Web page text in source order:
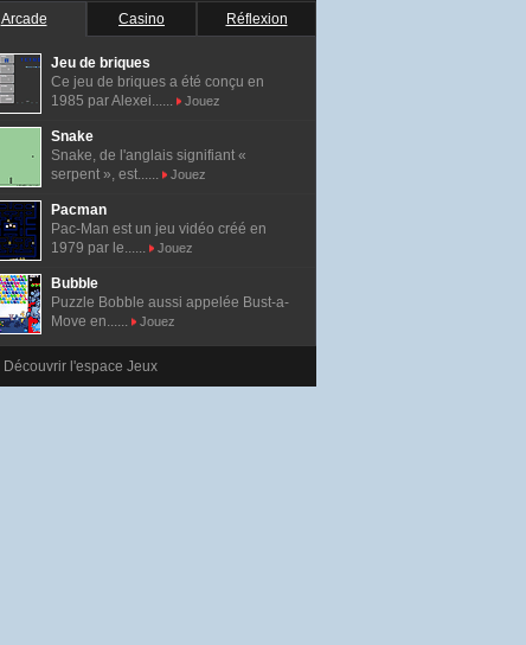
Arcade Casino Réflexion
Jeu de briques
Ce jeu de briques a été conçu en
1985 par Alexei......
Jouez
Snake
Snake, de l'anglais signifiant «
serpent », est......
Jouez
Pacman
Pac-Man est un jeu vidéo créé en
1979 par le......
Jouez
Bubble
Puzzle Bobble aussi appelée Bust-a-
Move en......
Jouez
Découvrir l'espace Jeux